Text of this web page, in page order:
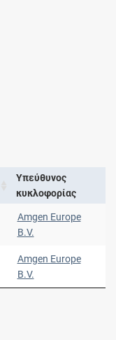
Υπεύθυνος
κυκλοφορίας
Amgen Europe
B.V.
Amgen Europe
B.V.